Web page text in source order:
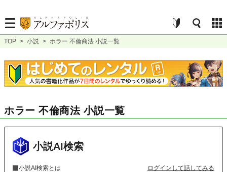
TOP > 小説 > ホラー 不倫商法 小説一覧
ホラー 不倫商法 小説一覧
小説AI検索
小説AI検索とは ログインして話してみる